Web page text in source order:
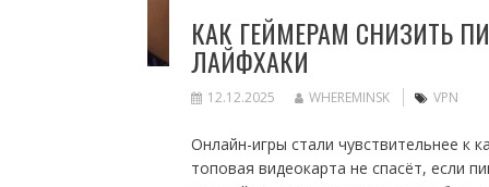
КАК ГЕЙМЕРАМ СНИЗИТЬ
ЛАЙФХАКИ
12.12.2025 WHEREMINSK VPN
Онлайн-игры стали чувствительнее к
топовая видеокарта не спасёт, если